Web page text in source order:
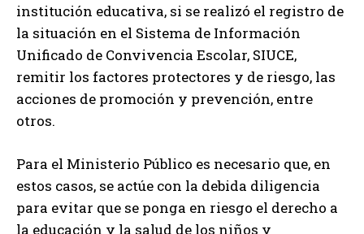
institución educativa, si se realizó el registro de
la situación en el Sistema de Información
Unificado de Convivencia Escolar, SIUCE,
remitir los factores protectores y de riesgo, las
acciones de promoción y prevención, entre
otros.
Para el Ministerio Público es necesario que, en
estos casos, se actúe con la debida diligencia
para evitar que se ponga en riesgo el derecho a
la educación y la salud de los niños y